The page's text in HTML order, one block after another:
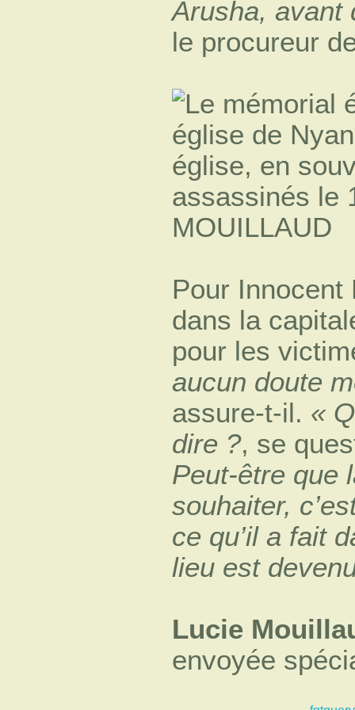
Arusha, avant
le procureur
Pour Innocent
dans la
pour les
aucun doute
assure-t-il. «
dire ?, se
Peut-être que
souhaiter,
ce qu’il a fait
lieu est
Lucie
envoyée